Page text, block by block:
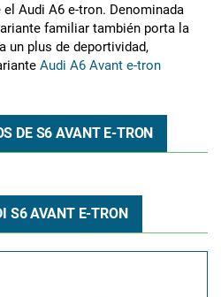
Audi A6 e-tron. Denominada
familiar también porta la
un plus de deportividad,
Audi A6 Avant e-tron
DE S6 AVANT E-TRON
S6 AVANT E-TRON